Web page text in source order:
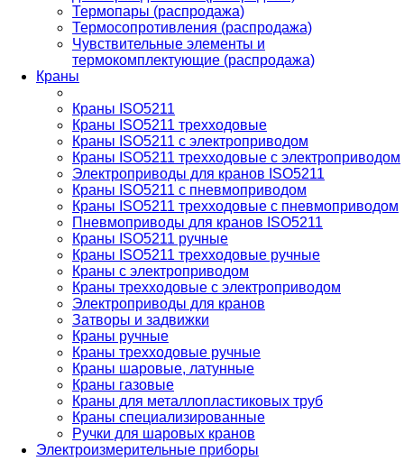
Термопары (распродажа)
Термосопротивления (распродажа)
Чувствительные элементы и
термокомплектующие (распродажа)
Краны
Краны ISO5211
Краны ISO5211 трехходовые
Краны ISO5211 с электроприводом
Краны ISO5211 трехходовые с электроприводом
Электроприводы для кранов ISO5211
Краны ISO5211 с пневмоприводом
Краны ISO5211 трехходовые с пневмоприводом
Пневмоприводы для кранов ISO5211
Краны ISO5211 ручные
Краны ISO5211 трехходовые ручные
Краны с электроприводом
Краны трехходовые с электроприводом
Электроприводы для кранов
Затворы и задвижки
Краны ручные
Краны трехходовые ручные
Краны шаровые, латунные
Краны газовые
Краны для металлопластиковых труб
Краны специализированные
Ручки для шаровых кранов
Электроизмерительные приборы